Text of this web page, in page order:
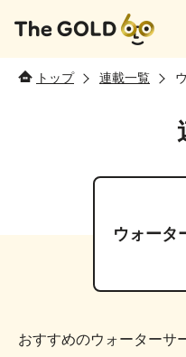
トップ 連載一覧
ウォータ
おすすめのウォーターサ